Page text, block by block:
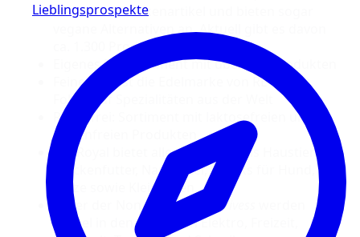
bekannter Markenartikel und bieten sogar
vegane Alternativen an. Aktuell gibt es davon
ca. 1.300 Produkte
Eigenes Bio-Sortiment mit über 450 Produkten
Feine Welt ist die Edelmarke von REWE mit
Fokus auf Spezialitäten aus der Welt
REWE frei: Sortiment mit laktosefreien und
glutenfreien Produkten
ZooRoyal bietet alles rund um das Haustier:
Trockenfutter, Nassfutter, Snacks für Hund,
Katze sowie Kleintieren.
Unter der Non-Food Marke Vivess
Artikel in den Bereichen Elektro, Freizeit,
Lieblingsprospekte